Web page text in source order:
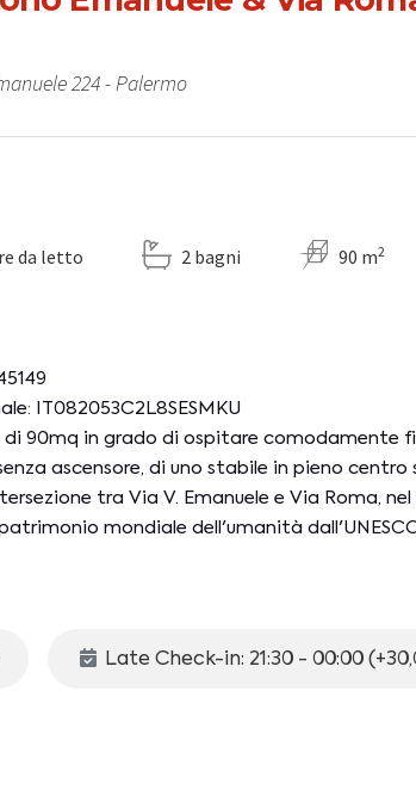
224 - Palermo
da letto 2 bagni 90 m2
IT082053C2L8SESMKU
90mq in grado di ospitare comodamente
ascensore, di uno stabile in pieno centro
tra Via V. Emanuele e Via Roma, nel
mondiale dell'umanità
Pagano in Piazza Parlatoio (4min a piedi).
come segue:
Late Check-in: 21:30 - 00:00